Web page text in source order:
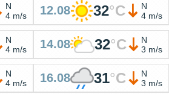
N
4 m/s
12.08 32°C
N
4 m/s
N
4 m/s
14.08 32°C
N
3 m/s
N
4 m/s
16.08 31°C
N
3 m/s